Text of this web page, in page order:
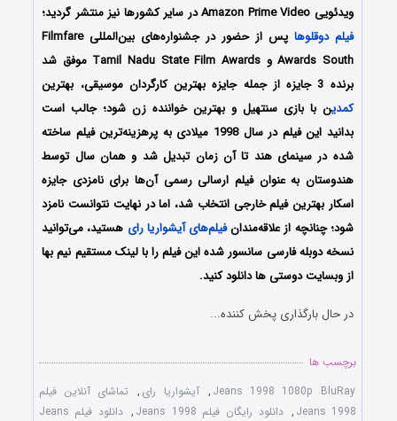
ویدئویی Amazon Prime Video در سایر کشورها نیز منتشر گردید؛
فیلم دوقلوها
پس از حضور در جشنواره‌های بین‌المللی Filmfare
Awards South و Tamil Nadu State Film Awards موفق شد
برنده 3 جایزه از جمله جایزه بهترین کارگردان موسیقی، بهترین
کمدین با بازی سنتهیل و بهترین خواننده زن شود؛ جالب است
بدانید این فیلم در سال 1998 میلادی به پرهزینه‌ترین فیلم ساخته
شده در سینمای هند تا آن زمان تبدیل شد و همان سال توسط
هندوستان به عنوان فیلم ارسالی رسمی آن‌ها برای نامزدی جایزه
اسکار بهترین فیلم خارجی انتخاب شد، اما در نهایت نتوانست نامزد
شود؛ چنانچه از علاقه‌مندانفیلم‌های آیشواریا رای هستید، می‌توانید
نسخه دوبله فارسی سانسور شده این فیلم را با لینک مستقیم نیم بها
از وبسایت دوستی ها دانلود کنید.
در حال بارگذاری پخش کننده...
برچسب ها
Jeans 1998 1080p BluRay
, آیشواریا رای , تماشای آنلاین فیلم
Jeans 1998
, دانلود رایگان فیلم Jeans 1998 ,
دانلود فیلم Jeans